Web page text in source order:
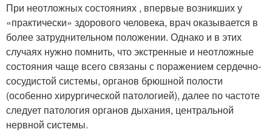
При неотложных состояниях , впервые возникших у
«практически» здорового человека, врач оказывается в
более затруднительном положении. Однако и в этих
случаях нужно помнить, что экстренные и неотложные
состояния чаще всего связаны с поражением сердечно-
сосудистой системы, органов брюшной полости
(особенно хирургической патологией), далее по частоте
следует патология органов дыхания, центральной
нервной системы.